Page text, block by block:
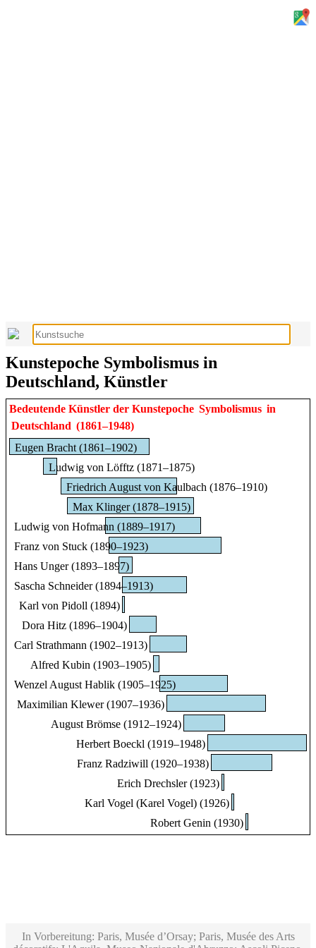
Kunstepoche Symbolismus in
Deutschland, Künstler
Bedeutende Künstler der Kunstepoche Symbolismus in
Deutschland (1861–1948)
Eugen Bracht (1861–1902)
Ludwig von Löfftz (1871–1875)
Friedrich August von Kaulbach (1876–1910)
Max Klinger (1878–1915)
Ludwig von Hofmann (1889–1917)
Franz von Stuck (1890–1923)
Hans Unger (1893–1897)
Sascha Schneider (1894–1913)
Karl von Pidoll (1894)
Dora Hitz (1896–1904)
Carl Strathmann (1902–1913)
Alfred Kubin (1903–1905)
Wenzel August Hablik (1905–1925)
Maximilian Klewer (1907–1936)
August Brömse (1912–1924)
Herbert Boeckl (1919–1948)
Franz Radziwill (1920–1938)
Erich Drechsler (1923)
Karl Vogel (Karel Vogel) (1926)
Robert Genin (1930)
In Vorbereitung: Paris, Musée d’Orsay; Paris, Musée des Arts